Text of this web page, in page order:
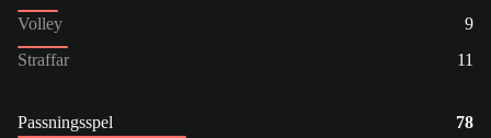
Volley
9
Straffar
11
Passningsspel
78